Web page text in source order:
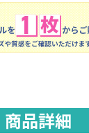
商品詳細